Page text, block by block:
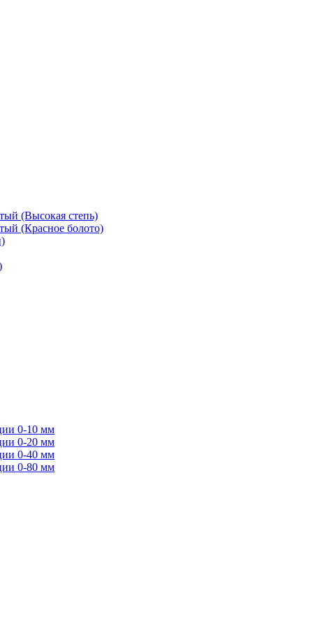
(Высокая степь)
(Красное болото)
0-10 мм
0-20 мм
0-40 мм
0-80 мм